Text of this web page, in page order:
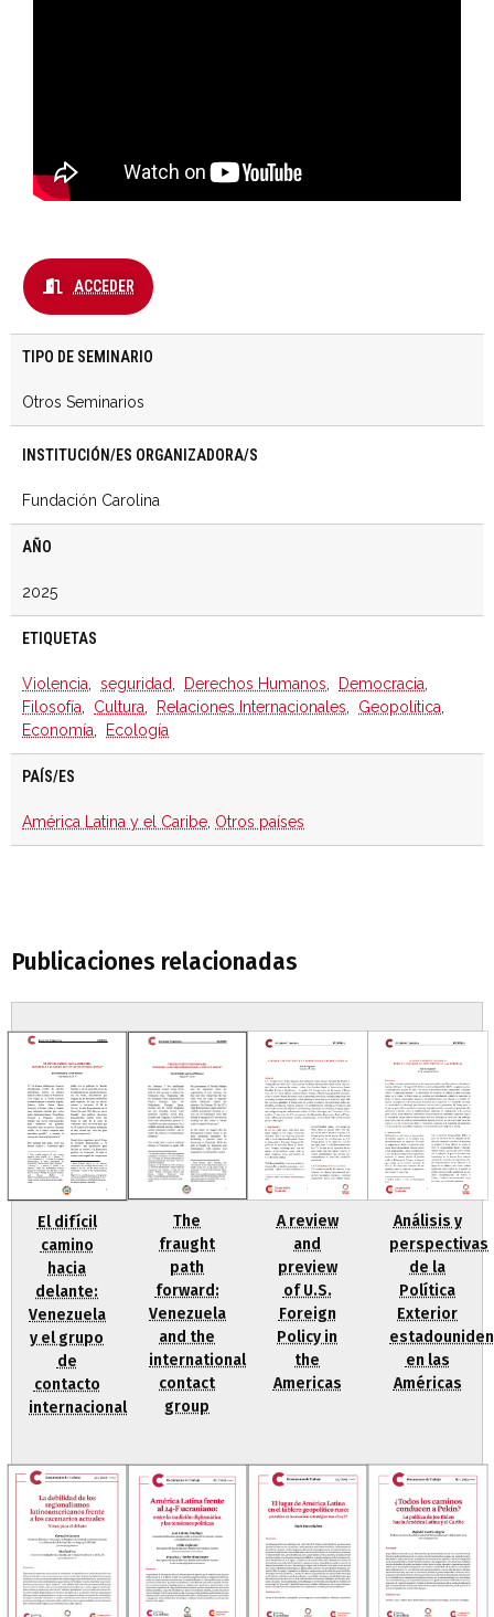
ACCEDER
TIPO DE SEMINARIO
Otros Seminarios
INSTITUCIÓN/ES ORGANIZADORA/S
Fundación Carolina
AÑO
2025
ETIQUETAS
Violencia seguridad Derechos Humanos Democracia
Filosofía
Cultura Relaciones Internacionales Geopolítica
Economía
Ecología
PAÍS/ES
América Latina y el Caribe Otros países
Publicaciones relacionadas
El difícil
camino
hacia
delante:
Venezuela
y el grupo
de
contacto
internacional
The
fraught
path
forward:
Venezuela
and the
international
contact
group
A review
and
preview
of U.S.
Foreign
Policy in
the
Americas
Análisis y
perspectivas
de la
Política
Exterior
en las
Américas